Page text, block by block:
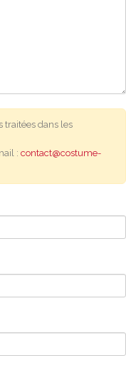
traitées dans les
: contact@costume-